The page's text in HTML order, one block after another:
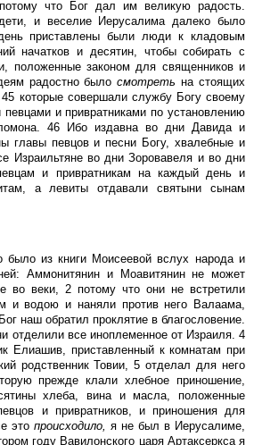
что Бог дал им великую радость.
и веселие Иерусалима далеко было
приставлены были люди к кладовым
начатков и десятин, чтобы собирать с
положенные законом для священников и
радостно было смотреть на стоящих
которые совершали службу Богу своему
и привратниками по установлению
46 Ибо издавна во дни Давида и
главы певцов и песни Богу, хвалебные и
Израильтяне во дни Зоровавеля и во дни
и привратникам на каждый день и
а левиты отдавали святыни сынам
было из книги Моисеевой вслух народа и
Аммонитянин и Моавитянин не может
во веки, 2 потому что они не встретили
и водою и наняли против него Валаама,
наш обратил проклятие в благословение.
отделили все иноплеменное от Израиля. 4
Елиашив, приставленный к комнатам при
родственник Товии, 5 отделал для него
прежде клали хлебное приношение,
хлеба, вина и масла, положенные
и привратников, и приношения для
это происходило, я не был в Иерусалиме,
году Вавилонского царя Артаксеркса я